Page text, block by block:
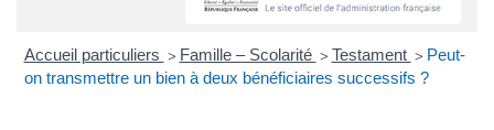
Accueil particuliers > Famille – Scolarité > Testament > Peut-
on transmettre un bien à deux bénéficiaires successifs ?